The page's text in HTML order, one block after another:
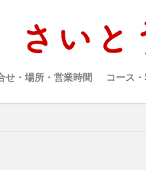
せ・場所・営業時間 コース